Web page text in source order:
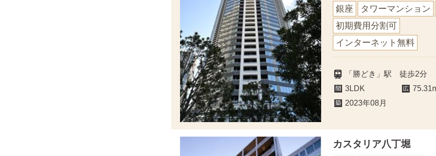
銀座 タワーマンション
初期費用分割可
インターネット無料
「勝どき」駅 徒歩2分
3LDK
2023年08月
カスタリア八丁堀